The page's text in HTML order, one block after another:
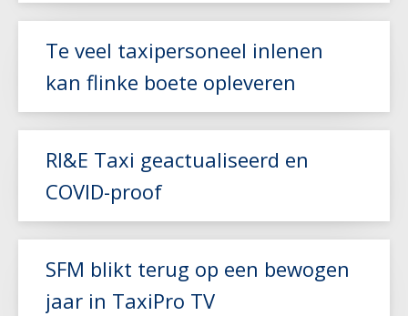
Lees meer
Te veel taxipersoneel inlenen
kan flinke boete opleveren
RI&E Taxi geactualiseerd en
COVID-proof
SFM blikt terug op een bewogen
jaar in TaxiPro TV